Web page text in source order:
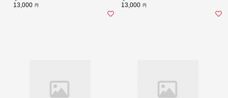
13,000 円 13,000 円